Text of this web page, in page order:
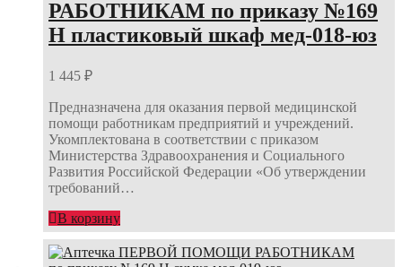
РАБОТНИКАМ по приказу №169
Н пластиковый шкаф мед-018-юз
1 445 ₽
Предназначена для оказания первой медицинской
помощи работникам предприятий и учреждений.
Укомплектована в соответствии с приказом
Министерства Здравоохранения и Социального
Развития Российской Федерации «Об утверждении
требований…
В корзину